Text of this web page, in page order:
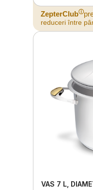
ZepterClubⓘ
reduceri între
VAS 7 L,